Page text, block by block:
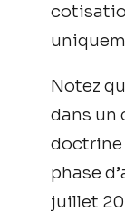
Notez
dans un
doctrine
phase
juillet